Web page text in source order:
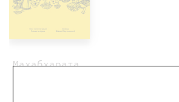
Махабхарата.